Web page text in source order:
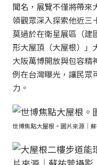
聞名，展覽不僅將帶來
領觀眾深入探索他近三
莫過於在衛星展區（建
形大屋頂（大屋根）」
大阪萬博開放與包容精
例在台灣曝光，讓民眾
力。
世博焦點大屋根。圖片來源｜